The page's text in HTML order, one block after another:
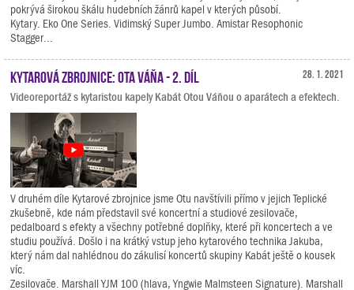
pokrývá širokou škálu hudebních žánrů kapel v kterých působí.
Kytary. Eko One Series. Vidimský Super Jumbo. Amistar Resophonic
Stagger...
28. 1. 2021
Kytarová zbrojnice: Ota Váňa - 2. díl
Videoreportáž s kytaristou kapely Kabát Otou Váňou o aparátech a efektech.
V druhém díle Kytarové zbrojnice jsme Otu navštívili přímo v jejich Teplické
zkušebně, kde nám představil své koncertní a studiové zesilovače,
pedalboard s efekty a všechny potřebné doplňky, které při koncertech a ve
studiu používá. Došlo i na krátký vstup jeho kytarového technika Jakuba,
který nám dal nahlédnou do zákulisí koncertů skupiny Kabát ještě o kousek
víc.
Zesilovače. Marshall YJM 100 (hlava, Yngwie Malmsteen Signature). Marshall